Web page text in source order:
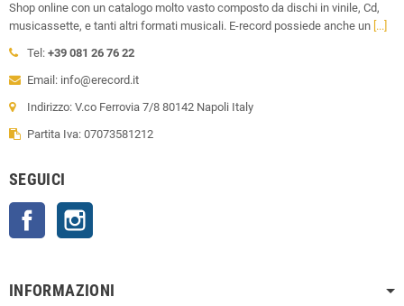
Shop online con un catalogo molto vasto composto da dischi in vinile, Cd,
musicassette, e tanti altri formati musicali. E-record possiede anche un [...]
Tel: +39 081 26 76 22
Email: info@erecord.it
Indirizzo: V.co Ferrovia 7/8 80142 Napoli Italy
Partita Iva: 07073581212
SEGUICI
Facebook
INFORMAZIONI